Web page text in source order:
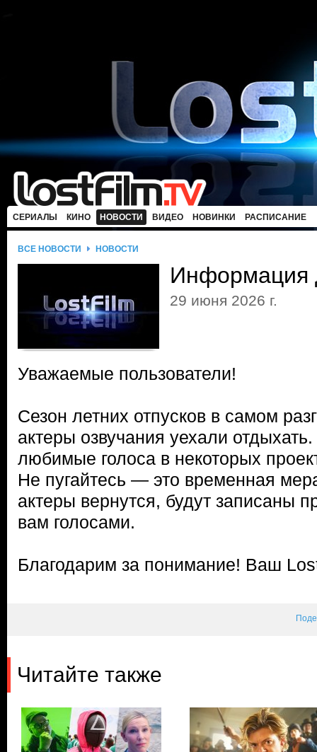
СЕРИАЛЫ КИНО НОВОСТИ ВИДЕО НОВИНКИ РАСПИСАНИЕ
ВСЕ НОВОСТИ НОВОСТИ
Информация
29 июня 2026 г.
Уважаемые пользователи!
Сезон летних отпусков в самом
актеры озвучания уехали
любимые голоса в некоторых
Не пугайтесь — это временная
актеры вернутся, будут записаны
вам голосами.
Благодарим за понимание! Ваш
Читайте также